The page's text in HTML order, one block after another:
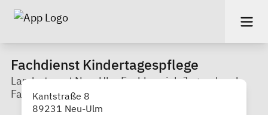
Fachdienst Kindertagespflege
Landratsamt Neu-Ulm Fachbereich Jugend und
FamilieKantstraße 8
89231 Neu-Ulm